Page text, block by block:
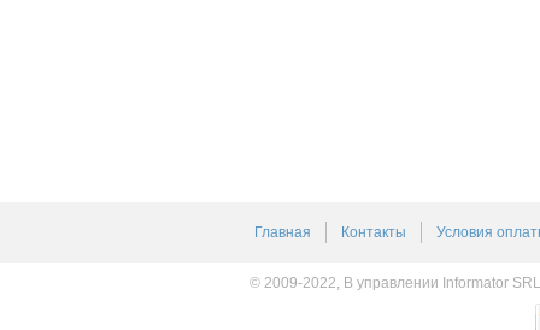
Главная Контакты Условия
© 2009-2022, В управлении Informator SRL